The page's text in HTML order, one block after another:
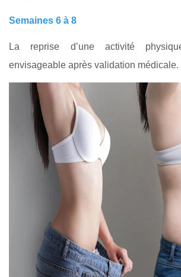
Semaines 6 à 8
La reprise d’une activité
envisageable après validation médicale.